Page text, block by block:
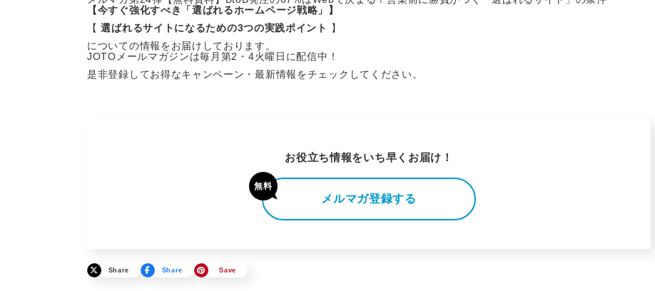
【今すぐ強化すべき「選ばれるホームページ戦略」】
【選ばれるサイトになるための3つの実践ポイント
】
についての情報をお届けしております。
JOTOメールマガジンは毎月第2・4火曜日に配信中！
是非登録してお得なキャンペーン・最新情報をチェックしてください。
お役立ち情報をいち早くお届け！
無料
メルマガ登録する
Share Share Save